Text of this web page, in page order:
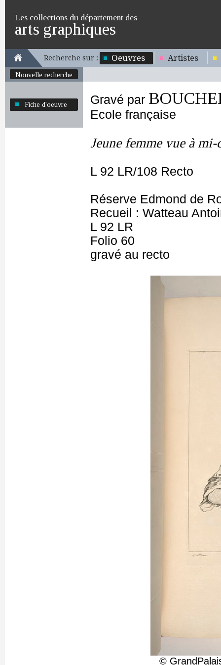
Les collections du département des
arts graphiques
Recherche sur : Oeuvres Artistes
Nouvelle recherche
Fiche d'oeuvre Gravé par
Ecole française
Jeune femme vue à mi-
L 92 LR/108 Recto
Réserve Edmond de
Recueil : Watteau
L 92 LR
Folio 60
gravé au recto
©